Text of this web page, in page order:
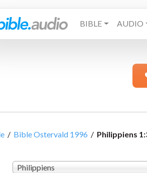
BIBLE AUDIO
/ Bible Ostervald 1996 / Philippiens
Philippiens